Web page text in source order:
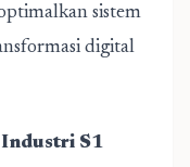
sistem
digital
S1